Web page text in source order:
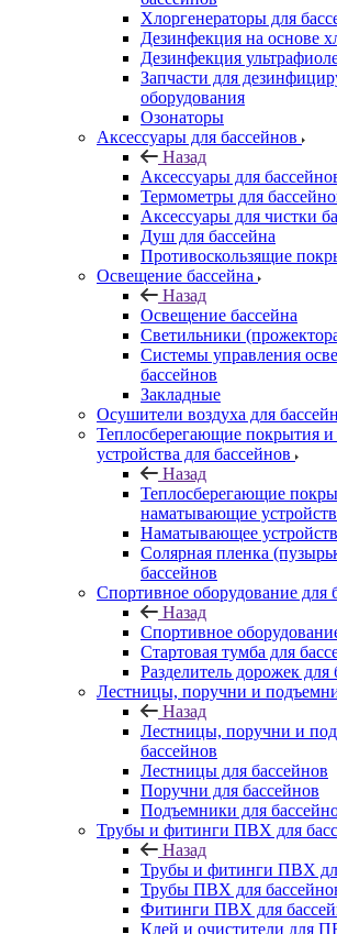
Хлоргенераторы для
Дезинфекция на основе
Дезинфекция
Запчасти для
оборудования
Озонаторы
Аксессуары для бассейнов
Назад
Аксессуары для
Термометры для
Аксессуары для чистки
Душ для бассейна
Противоскользящие
Освещение бассейна
Назад
Освещение бассейна
Светильники
Системы управления
бассейнов
Закладные
Осушители воздуха для
Теплосберегающие покрытия
устройства для бассейнов
Назад
Теплосберегающие
наматывающие
Наматывающее
Солярная пленка
бассейнов
Спортивное оборудование для
Назад
Спортивное
Стартовая тумба для
Разделитель дорожек для
Лестницы, поручни и
Назад
Лестницы, поручни и
бассейнов
Лестницы для бассейнов
Поручни для бассейнов
Подъемники для
Трубы и фитинги ПВХ для
Назад
Трубы и фитинги ПВХ
Трубы ПВХ для
Фитинги ПВХ для
Клей и очистители для